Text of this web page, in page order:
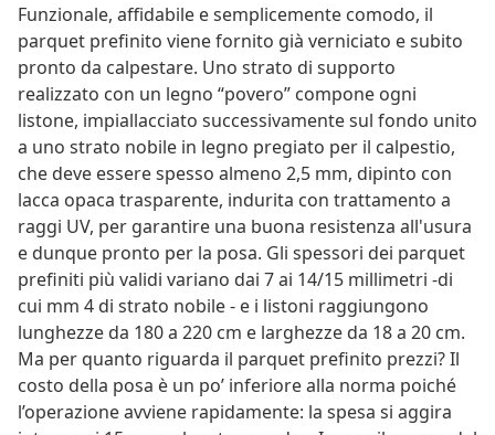
Funzionale, affidabile e semplicemente comodo, il
parquet prefinito viene fornito già verniciato e subito
pronto da calpestare. Uno strato di supporto
realizzato con un legno “povero” compone ogni
listone, impiallacciato successivamente sul fondo unito
a uno strato nobile in legno pregiato per il calpestio,
che deve essere spesso almeno 2,5 mm, dipinto con
lacca opaca trasparente, indurita con trattamento a
raggi UV, per garantire una buona resistenza all'usura
e dunque pronto per la posa. Gli spessori dei parquet
prefiniti più validi variano dai 7 ai 14/15 millimetri -di
cui mm 4 di strato nobile - e i listoni raggiungono
lunghezze da 180 a 220 cm e larghezze da 18 a 20 cm.
Ma per quanto riguarda il parquet prefinito prezzi? Il
costo della posa è un po’ inferiore alla norma poiché
l’operazione avviene rapidamente: la spesa si aggira